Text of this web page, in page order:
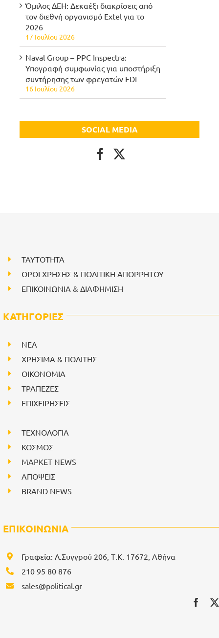
Όμιλος ΔΕΗ: Δεκαέξι διακρίσεις από
τον διεθνή οργανισμό Extel για το
2026
17 Ιουλίου 2026
Naval Group – PPC Inspectra:
Υπογραφή συμφωνίας για υποστήριξη
συντήρησης των φρεγατών FDI
16 Ιουλίου 2026
SOCIAL MEDIA
ΤΑΥΤΟΤΗΤΑ
ΟΡΟΙ ΧΡΗΣΗΣ & ΠΟΛΙΤΙΚΗ ΑΠΟΡΡΗΤΟΥ
ΕΠΙΚΟΙΝΩΝΙΑ & ΔΙΑΦΗΜΙΣΗ
ΚΑΤΗΓΟΡΙΕΣ
NEA
ΧΡΗΣΙΜΑ & ΠΟΛΙΤΗΣ
ΟΙΚΟΝΟΜΙΑ
ΤΡΑΠΕΖΕΣ
ΕΠΙΧΕΙΡΗΣΕΙΣ
ΤΕΧΝΟΛΟΓΙΑ
ΚΟΣΜΟΣ
ΜΑΡΚΕΤ NEWS
ΑΠΟΨΕΙΣ
BRAND NEWS
ΕΠΙΚΟΙΝΩΝΙΑ
Γραφεία: Λ.Συγγρού 206, Τ.Κ. 17672, Αθήνα
210 95 80 876
sales@political.gr